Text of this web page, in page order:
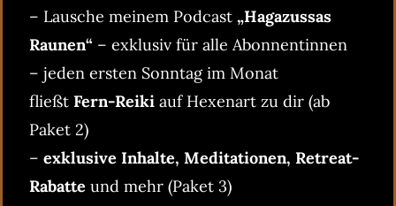
– Lausche meinem Podcast „Hagazussas
Raunen“ – exklusiv für alle Abonnentinnen
– jeden ersten Sonntag im Monat
fließt Fern-Reiki auf Hexenart zu dir (ab
Paket 2)
– exklusive Inhalte, Meditationen, Retreat-
Rabatte und mehr (Paket 3)